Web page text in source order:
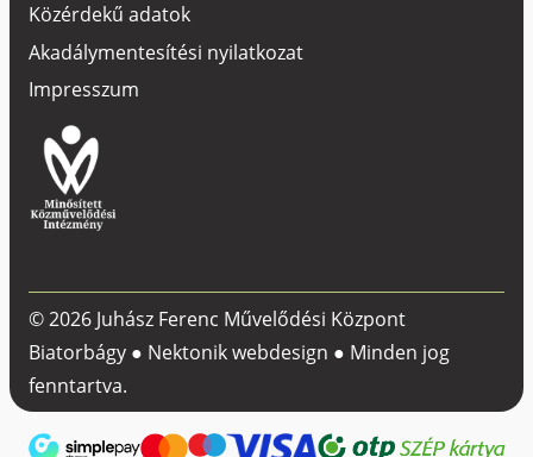
Közérdekű adatok
Akadálymentesítési nyilatkozat
Impresszum
© 2026 Juhász Ferenc Művelődési Központ
Biatorbágy ● Nektonik webdesign ● Minden jog
fenntartva.